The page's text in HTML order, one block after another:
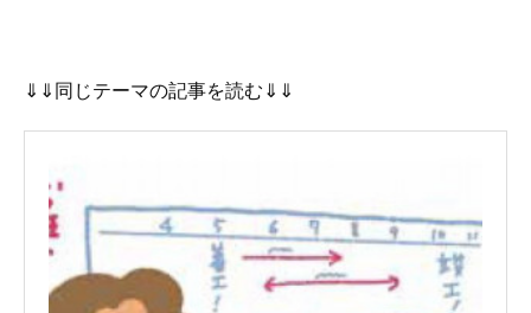
⇓⇓同じテーマの記事を読む⇓⇓